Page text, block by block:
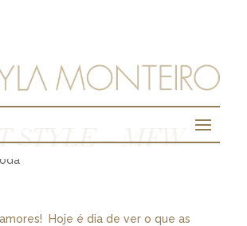
STYLE – MFW
Hoje é dia de ver o que as